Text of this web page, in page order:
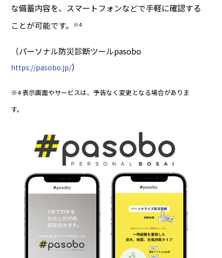
な備蓄内容を、スマートフォンなどで手軽に確認する
ことが可能です。
※4
（パーソナル防災診断ツールpasobo
https://pasobo.jp/）
※4 表示画面やサービスは、予告なく変更となる場合がありま
す。